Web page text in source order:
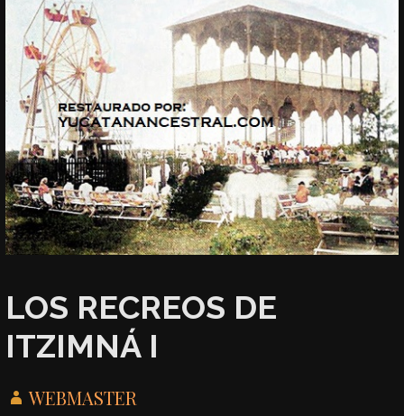
LOS RECREOS DE
ITZIMNÁ I
WEBMASTER